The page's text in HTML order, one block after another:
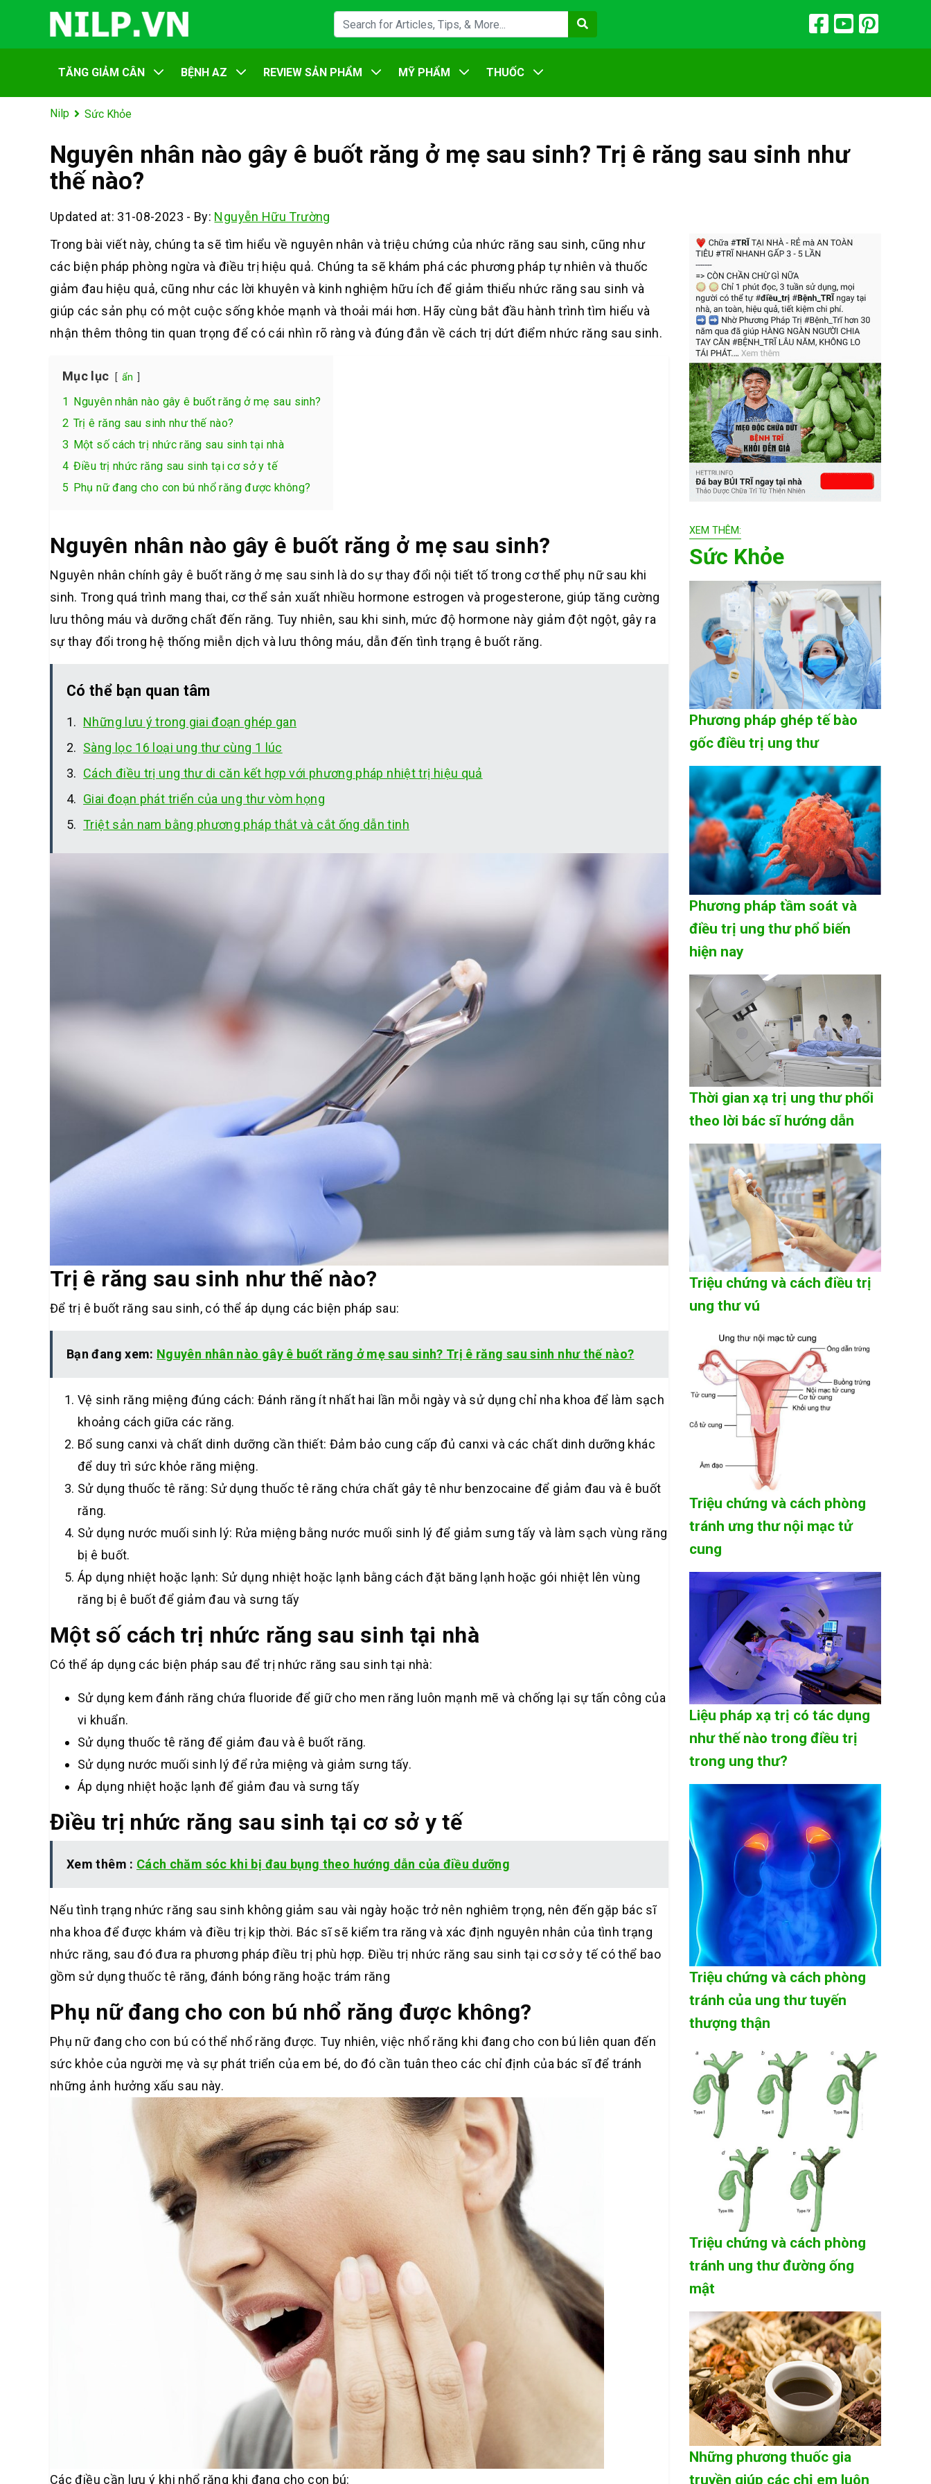
TĂNG GIẢM CÂN BỆNH AZ REVIEW SẢN PHẨM MỸ PHẨM THUỐC
Nilp Sức Khỏe
Nguyên nhân nào gây ê buốt răng ở mẹ sau sinh? Trị ê răng sau sinh như
thế nào?
Updated at: 31-08-2023 - By: Nguyễn Hữu Trường
Trong bài viết này, chúng ta sẽ tìm hiểu về nguyên nhân và triệu chứng của nhức răng sau sinh, cũng như
các biện pháp phòng ngừa và điều trị hiệu quả. Chúng ta sẽ khám phá các phương pháp tự nhiên và thuốc
giảm đau hiệu quả, cũng như các lời khuyên và kinh nghiệm hữu ích để giảm thiểu nhức răng sau sinh và
giúp các sản phụ có một cuộc sống khỏe mạnh và thoải mái hơn. Hãy cùng bắt đầu hành trình tìm hiểu và
nhận thêm thông tin quan trọng để có cái nhìn rõ ràng và đúng đắn về cách trị dứt điểm nhức răng sau sinh.
Mục lục ẩn
1 Nguyên nhân nào gây ê buốt răng ở mẹ sau sinh?
2 Trị ê răng sau sinh như thế nào?
3 Một số cách trị nhức răng sau sinh tại nhà
4 Điều trị nhức răng sau sinh tại cơ sở y tế
5 Phụ nữ đang cho con bú nhổ răng được không?
Nguyên nhân nào gây ê buốt răng ở mẹ sau sinh?
Nguyên nhân chính gây ê buốt răng ở mẹ sau sinh là do sự thay đổi nội tiết tố trong cơ thể phụ nữ sau khi
sinh. Trong quá trình mang thai, cơ thể sản xuất nhiều hormone estrogen và progesterone, giúp tăng cường
lưu thông máu và dưỡng chất đến răng. Tuy nhiên, sau khi sinh, mức độ hormone này giảm đột ngột, gây ra
sự thay đổi trong hệ thống miễn dịch và lưu thông máu, dẫn đến tình trạng ê buốt răng.
Có thể bạn quan tâm
Những lưu ý trong giai đoạn ghép gan
Sàng lọc 16 loại ung thư cùng 1 lúc
Cách điều trị ung thư di căn kết hợp với phương pháp nhiệt trị hiệu quả
Giai đoạn phát triển của ung thư vòm họng
Triệt sản nam bằng phương pháp thắt và cắt ống dẫn tinh
Trị ê răng sau sinh như thế nào?
Để trị ê buốt răng sau sinh, có thể áp dụng các biện pháp sau:
Bạn đang xem: Nguyên nhân nào gây ê buốt răng ở mẹ sau sinh? Trị ê răng sau sinh như thế nào?
Vệ sinh răng miệng đúng cách: Đánh răng ít nhất hai lần mỗi ngày và sử dụng chỉ nha khoa để làm sạch
khoảng cách giữa các răng.
Bổ sung canxi và chất dinh dưỡng cần thiết: Đảm bảo cung cấp đủ canxi và các chất dinh dưỡng khác
để duy trì sức khỏe răng miệng.
Sử dụng thuốc tê răng: Sử dụng thuốc tê răng chứa chất gây tê như benzocaine để giảm đau và ê buốt
răng.
Sử dụng nước muối sinh lý: Rửa miệng bằng nước muối sinh lý để giảm sưng tấy và làm sạch vùng răng
bị ê buốt.
Áp dụng nhiệt hoặc lạnh: Sử dụng nhiệt hoặc lạnh bằng cách đặt băng lạnh hoặc gói nhiệt lên vùng
răng bị ê buốt để giảm đau và sưng tấy
Một số cách trị nhức răng sau sinh tại nhà
Có thể áp dụng các biện pháp sau để trị nhức răng sau sinh tại nhà:
Sử dụng kem đánh răng chứa fluoride để giữ cho men răng luôn mạnh mẽ và chống lại sự tấn công của
vi khuẩn.
Sử dụng thuốc tê răng để giảm đau và ê buốt răng.
Sử dụng nước muối sinh lý để rửa miệng và giảm sưng tấy.
Áp dụng nhiệt hoặc lạnh để giảm đau và sưng tấy
Điều trị nhức răng sau sinh tại cơ sở y tế
Xem thêm : Cách chăm sóc khi bị đau bụng theo hướng dẫn của điều dưỡng
Nếu tình trạng nhức răng sau sinh không giảm sau vài ngày hoặc trở nên nghiêm trọng, nên đến gặp bác sĩ
nha khoa để được khám và điều trị kịp thời. Bác sĩ sẽ kiểm tra răng và xác định nguyên nhân của tình trạng
nhức răng, sau đó đưa ra phương pháp điều trị phù hợp. Điều trị nhức răng sau sinh tại cơ sở y tế có thể bao
gồm sử dụng thuốc tê răng, đánh bóng răng hoặc trám răng
Phụ nữ đang cho con bú nhổ răng được không?
Phụ nữ đang cho con bú có thể nhổ răng được. Tuy nhiên, việc nhổ răng khi đang cho con bú liên quan đến
sức khỏe của người mẹ và sự phát triển của em bé, do đó cần tuân theo các chỉ định của bác sĩ để tránh
những ảnh hưởng xấu sau này.
Các điều cần lưu ý khi nhổ răng khi đang cho con bú:
XEM THÊM:
Sức Khỏe
Phương pháp ghép tế bào
gốc điều trị ung thư
Phương pháp tầm soát và
điều trị ung thư phổ biến
hiện nay
Thời gian xạ trị ung thư phổi
theo lời bác sĩ hướng dẫn
Triệu chứng và cách điều trị
ung thư vú
Triệu chứng và cách phòng
tránh ưng thư nội mạc tử
cung
Liệu pháp xạ trị có tác dụng
như thế nào trong điều trị
trong ung thư?
Triệu chứng và cách phòng
tránh của ung thư tuyến
thượng thận
Triệu chứng và cách phòng
tránh ung thư đường ống
mật
Những phương thuốc gia
truyền giúp các chị em luôn